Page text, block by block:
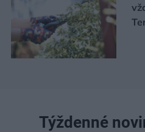
Týždenné